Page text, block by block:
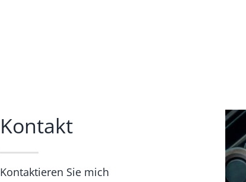
Kontakt
Kontaktieren Sie mich